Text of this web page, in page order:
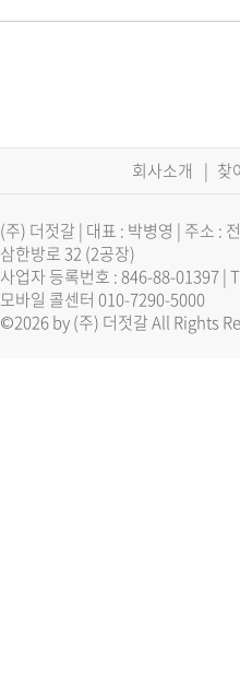
회사소개 | 찾
(주) 더젓갈 | 대표 : 박병영 | 주소 :
삼한방로 32 (2공장)
사업자 등록번호 : 846-88-01397 |
모바일 콜센터 010-7290-5000
©2026 by (주) 더젓갈 All Rights